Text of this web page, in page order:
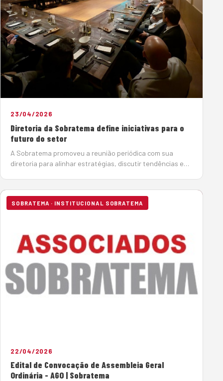
23/04/2026
Diretoria da Sobratema define iniciativas para o
futuro do setor
A Sobratema promoveu a reunião periódica com sua
diretoria para alinhar estratégias, discutir tendências e
Mamede, presidente da Sobra…
SOBRATEMA · INSTITUCIONAL SOBRATEMA
22/04/2026
Edital de Convocação de Assembleia Geral
Ordinária - AGO | Sobratema